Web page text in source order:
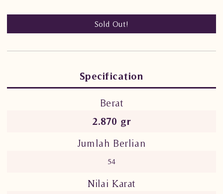
Sold Out!
Specification
Berat
2.870 gr
Jumlah Berlian
54
Nilai Karat